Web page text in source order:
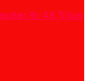
Rp 4,8 Triliun